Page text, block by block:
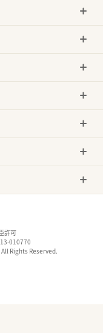
許可
13-010770
All Rights Reserved.